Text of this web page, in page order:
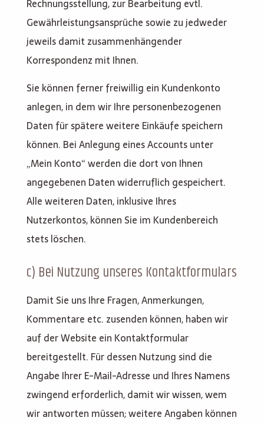
Rechnungsstellung, zur Bearbeitung evtl.
Gewährleistungsansprüche sowie zu jedweder
jeweils damit zusammenhängender
Korrespondenz mit Ihnen.
Sie können ferner freiwillig ein Kundenkonto
anlegen, in dem wir Ihre personenbezogenen
Daten für spätere weitere Einkäufe speichern
können. Bei Anlegung eines Accounts unter
„Mein Konto“ werden die dort von Ihnen
angegebenen Daten widerruflich gespeichert.
Alle weiteren Daten, inklusive Ihres
Nutzerkontos, können Sie im Kundenbereich
stets löschen.
c) Bei Nutzung unseres Kontaktformulars
Damit Sie uns Ihre Fragen, Anmerkungen,
Kommentare etc. zusenden können, haben wir
auf der Website ein Kontaktformular
bereitgestellt. Für dessen Nutzung sind die
Angabe Ihrer E-Mail-Adresse und Ihres Namens
zwingend erforderlich, damit wir wissen, wem
wir antworten müssen; weitere Angaben können